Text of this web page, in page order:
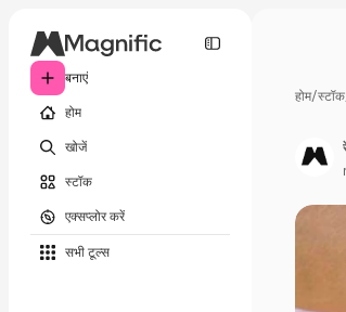
बनाएं
होम
खोजें
स्टॉक
एक्सप्लोर करें
सभी टूल्‍स
होम/स्टॉक